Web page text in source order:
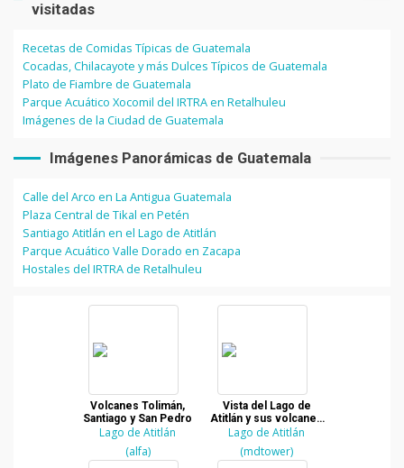
visitadas
Recetas de Comidas Típicas de Guatemala
Cocadas, Chilacayote y más Dulces Típicos de Guatemala
Plato de Fiambre de Guatemala
Parque Acuático Xocomil del IRTRA en Retalhuleu
Imágenes de la Ciudad de Guatemala
Imágenes Panorámicas de Guatemala
Calle del Arco en La Antigua Guatemala
Plaza Central de Tikal en Petén
Santiago Atitlán en el Lago de Atitlán
Parque Acuático Valle Dorado en Zacapa
Hostales del IRTRA de Retalhuleu
Volcanes Tolimán,
Santiago y San Pedro
Lago de Atitlán
(alfa)
Vista del Lago de
Atitlán y sus volcanes
desde el muelle
Lago de Atitlán
(mdtower)